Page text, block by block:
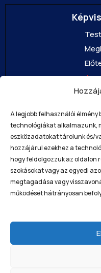
A legjobb felhasználói
technológiákat alkalmazunk,
eszközadatokat tárolunk és/
hozzájárul ezekhez a
hogy feldolgozzuk az oldalon
szokásokat vagy az egyedi
megtagadása vagy
működését hátrányosan
Jegyzői
Adóügyi
Műszaki